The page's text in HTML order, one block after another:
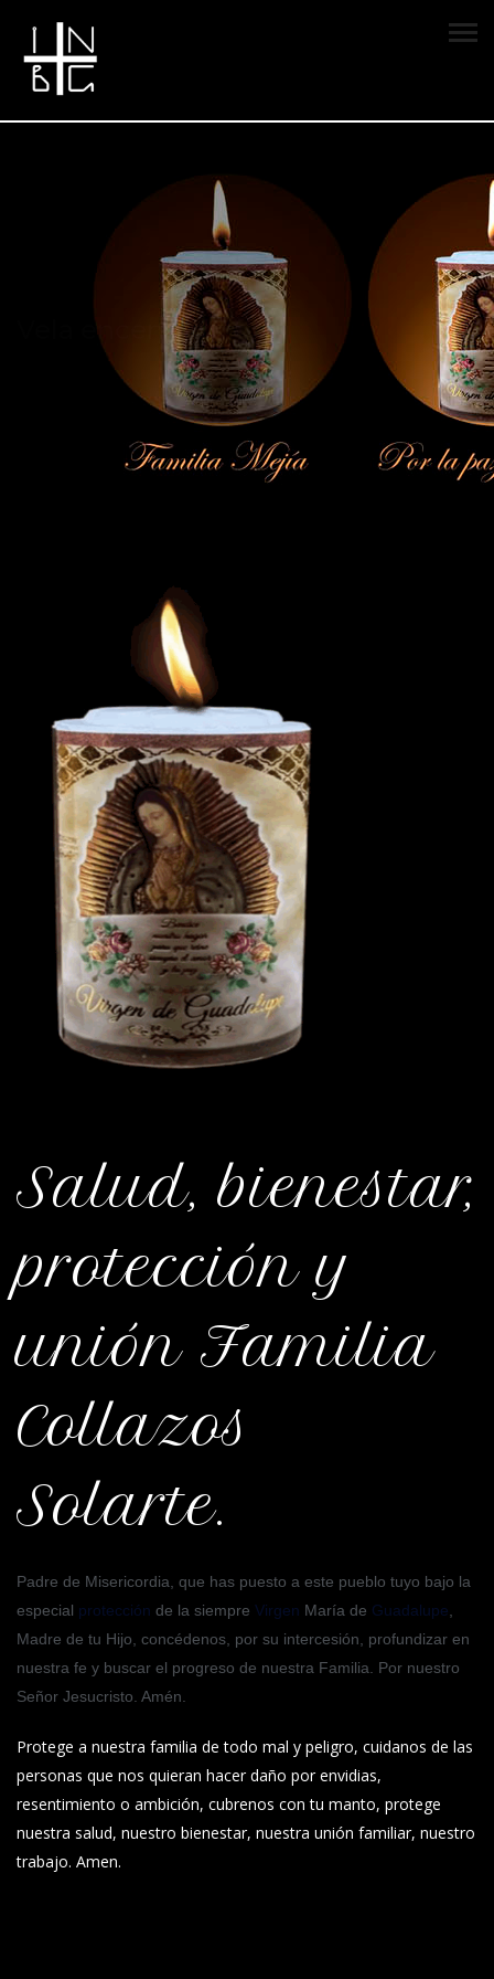
Vela encendida
Salud, bienestar,
protección y
unión Familia
Collazos
Solarte.
Padre de Misericordia, que has puesto a este pueblo tuyo bajo la
especial protección de la siempre Virgen María de Guadalupe
Madre de tu Hijo, concédenos, por su intercesión, profundizar en
nuestra fe y buscar el progreso de nuestra Familia. Por nuestro
Señor Jesucristo. Amén.
Protege a nuestra familia de todo mal y peligro, cuidanos de las
personas que nos quieran hacer daño por envidias,
resentimiento o ambición, cubrenos con tu manto, protege
nuestra salud, nuestro bienestar, nuestra unión familiar, nuestro
trabajo. Amen.